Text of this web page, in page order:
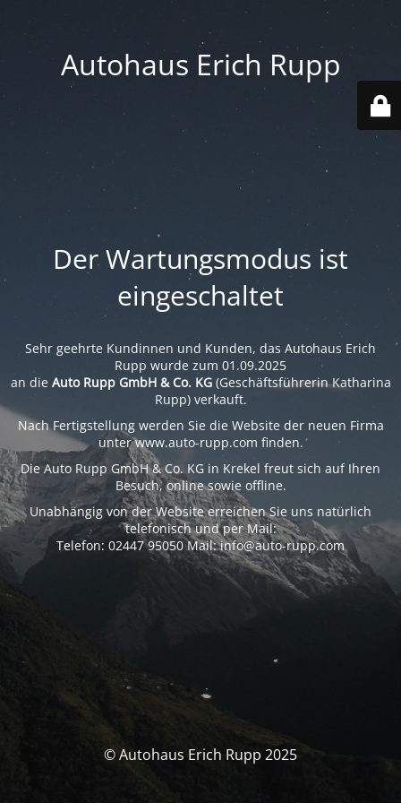
Autohaus Erich Rupp
Der Wartungsmodus ist
eingeschaltet
Sehr geehrte Kundinnen und Kunden, das Autohaus Erich
Rupp wurde zum 01.09.2025
an die Auto Rupp GmbH & Co. KG(Geschäftsführerin Katharina
Rupp) verkauft.
Nach Fertigstellung werden Sie die Website der neuen Firma
unter www.auto-rupp.com finden.
Die Auto Rupp GmbH & Co. KG in Krekel freut sich auf Ihren
Besuch, online sowie offline.
Unabhängig von der Website erreichen Sie uns natürlich
telefonisch und per Mail:
Telefon: 02447 95050 Mail: info@auto-rupp.com
© Autohaus Erich Rupp 2025